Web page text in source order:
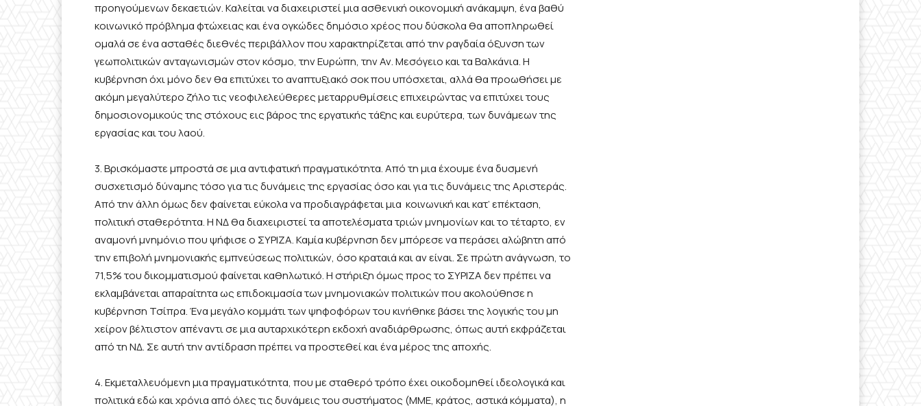
προηγούμενων δεκαετιών. Καλείται να διαχειριστεί μια ασθενική οικονομική ανάκαμψη, ένα βαθύ
κοινωνικό πρόβλημα φτώχειας και ένα ογκώδες δημόσιο χρέος που δύσκολα θα αποπληρωθεί
ομαλά σε ένα ασταθές διεθνές περιβάλλον που χαρακτηρίζεται από την ραγδαία όξυνση των
γεωπολιτικών ανταγωνισμών στον κόσμο, την Ευρώπη, την Αν. Μεσόγειο και τα Βαλκάνια. Η
κυβέρνηση όχι μόνο δεν θα επιτύχει το αναπτυξιακό σοκ που υπόσχεται, αλλά θα προωθήσει με
ακόμη μεγαλύτερο ζήλο τις νεοφιλελεύθερες μεταρρυθμίσεις επιχειρώντας να επιτύχει τους
δημοσιονομικούς της στόχους εις βάρος της εργατικής τάξης και ευρύτερα, των δυνάμεων της
εργασίας και του λαού.
3. Βρισκόμαστε μπροστά σε μια αντιφατική πραγματικότητα. Από τη μια έχουμε ένα δυσμενή
συσχετισμό δύναμης τόσο για τις δυνάμεις της εργασίας όσο και για τις δυνάμεις της Αριστεράς.
Από την άλλη όμως δεν φαίνεται εύκολα να προδιαγράφεται μια κοινωνική και κατ’ επέκταση,
πολιτική σταθερότητα. Η ΝΔ θα διαχειριστεί τα αποτελέσματα τριών μνημονίων και το τέταρτο, εν
αναμονή μνημόνιο που ψήφισε ο ΣΥΡΙΖΑ. Καμία κυβέρνηση δεν μπόρεσε να περάσει αλώβητη από
την επιβολή μνημονιακής εμπνεύσεως πολιτικών, όσο κραταιά και αν είναι. Σε πρώτη ανάγνωση, το
71,5% του δικομματισμού φαίνεται καθηλωτικό. Η στήριξη όμως προς το ΣΥΡΙΖΑ δεν πρέπει να
εκλαμβάνεται απαραίτητα ως επιδοκιμασία των μνημονιακών πολιτικών που ακολούθησε η
κυβέρνηση Τσίπρα. Ένα μεγάλο κομμάτι των ψηφοφόρων του κινήθηκε βάσει της λογικής του μη
χείρον βέλτιστον απέναντι σε μια αυταρχικότερη εκδοχή αναδιάρθρωσης, όπως αυτή εκφράζεται
από τη ΝΔ. Σε αυτή την αντίδραση πρέπει να προστεθεί και ένα μέρος της αποχής.
4. Εκμεταλλευόμενη μια πραγματικότητα, που με σταθερό τρόπο έχει οικοδομηθεί ιδεολογικά και
πολιτικά εδώ και χρόνια από όλες τις δυνάμεις του συστήματος (ΜΜΕ, κράτος, αστικά κόμματα), η